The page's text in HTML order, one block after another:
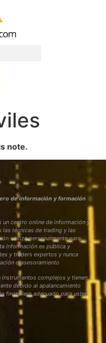
note.
de información y formación
centro online de información y
técnicas de trading y las
utiliza personalmente para
Información es pública y
y traders expertos y nunca
o asesoramiento
instrumentos complejos y tienen
debido al apalancamiento
financiero adecuado para usted